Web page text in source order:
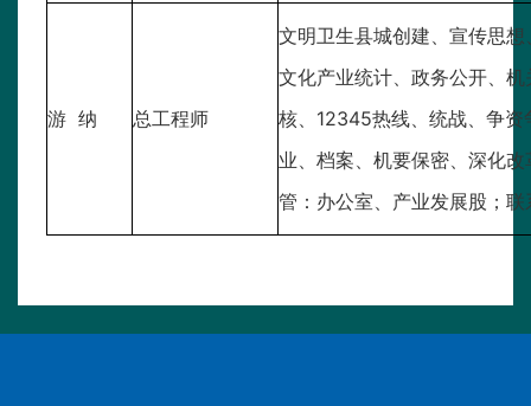
游 纳 总工程师
文明卫生县城创建、宣传思
文化产业统计、政务公开、
核、12345热线、统战、争
业、档案、机要保密、深化
管：办公室、产业发展股；